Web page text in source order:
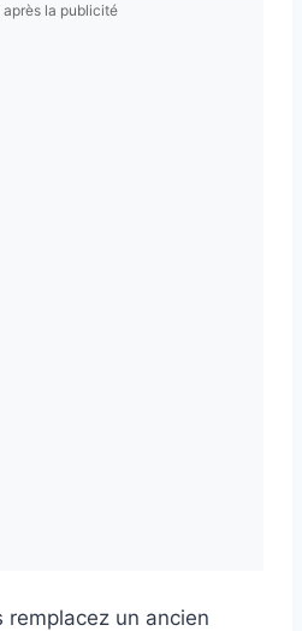
après la publicité
remplacez un ancien